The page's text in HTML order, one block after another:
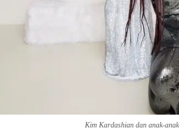
Kim Kardashian dan anak-